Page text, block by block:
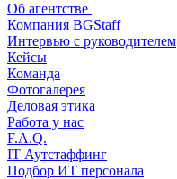
Об агентстве
Компания BGStaff
Интервью с руководителем
Кейсы
Команда
Фотогалерея
Деловая этика
Работа у нас
F.A.Q.
IT Аутстаффинг
Подбор ИТ персонала